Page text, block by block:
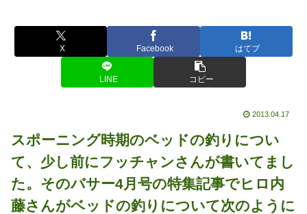
X Facebook はてブ
LINE コピー
2013.04.17
スポーニング時期のベッドの釣りについ
て、少し前にフッチャンさんが書いてまし
た。そのバサー4月号の特集記事でヒロ内
藤さんがベッドの釣りについて次のように